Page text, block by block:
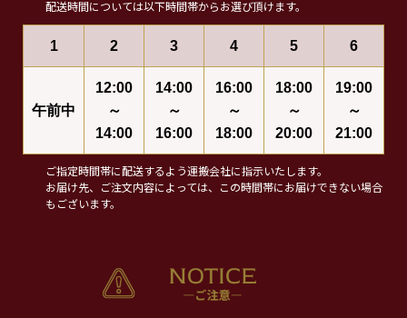
配送時間については以下時間帯からお選び頂けます。
1 2 3 4 5 6
午前中
12:00
～
14:00
14:00
～
16:00
16:00
～
18:00
18:00
～
20:00
19:00
～
21:00
ご指定時間帯に配送するよう運搬会社に指示いたします。
お届け先、ご注文内容によっては、この時間帯にお届けできない場合
もございます。